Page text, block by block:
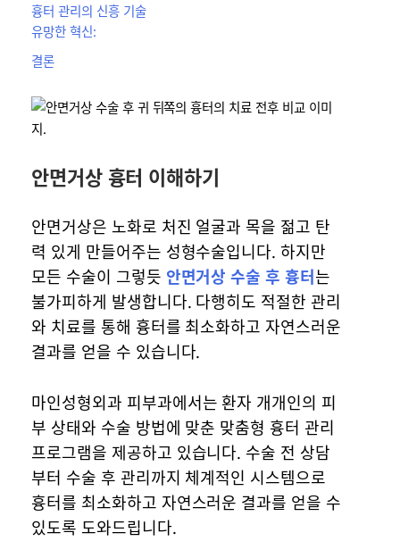
흉터 관리의 신흥 기술
유망한 혁신:
결론
안면거상 흉터 이해하기
안면거상은 노화로 처진 얼굴과 목을 젊고 탄
력 있게 만들어주는 성형수술입니다. 하지만
모든 수술이 그렇듯 안면거상 수술 후 흉터는
불가피하게 발생합니다. 다행히도 적절한 관리
와 치료를 통해 흉터를 최소화하고 자연스러운
결과를 얻을 수 있습니다.
마인성형외과 피부과에서는 환자 개개인의 피
부 상태와 수술 방법에 맞춘 맞춤형 흉터 관리
프로그램을 제공하고 있습니다. 수술 전 상담
부터 수술 후 관리까지 체계적인 시스템으로
흉터를 최소화하고 자연스러운 결과를 얻을 수
있도록 도와드립니다.